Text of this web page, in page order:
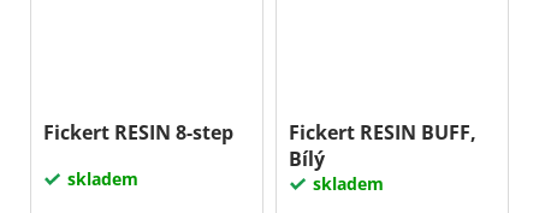
Fickert RESIN 8-step
skladem
Fickert RESIN BUFF,
Bílý
skladem